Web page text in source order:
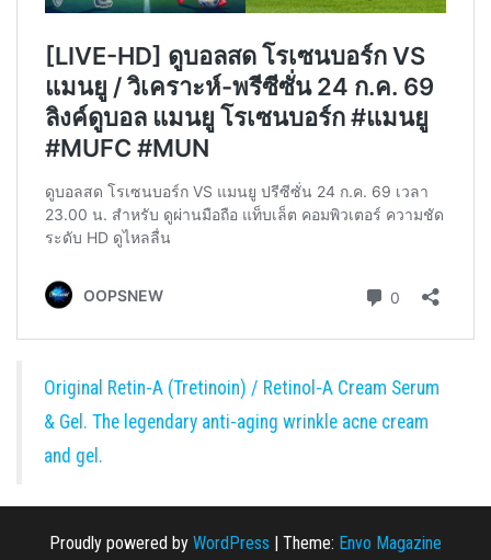
Original Retin-A (Tretinoin) / Retinol-A Cream Serum
& Gel. The legendary anti-aging wrinkle acne cream
and gel.
Proudly powered by WordPress | Theme: Envo Magazine